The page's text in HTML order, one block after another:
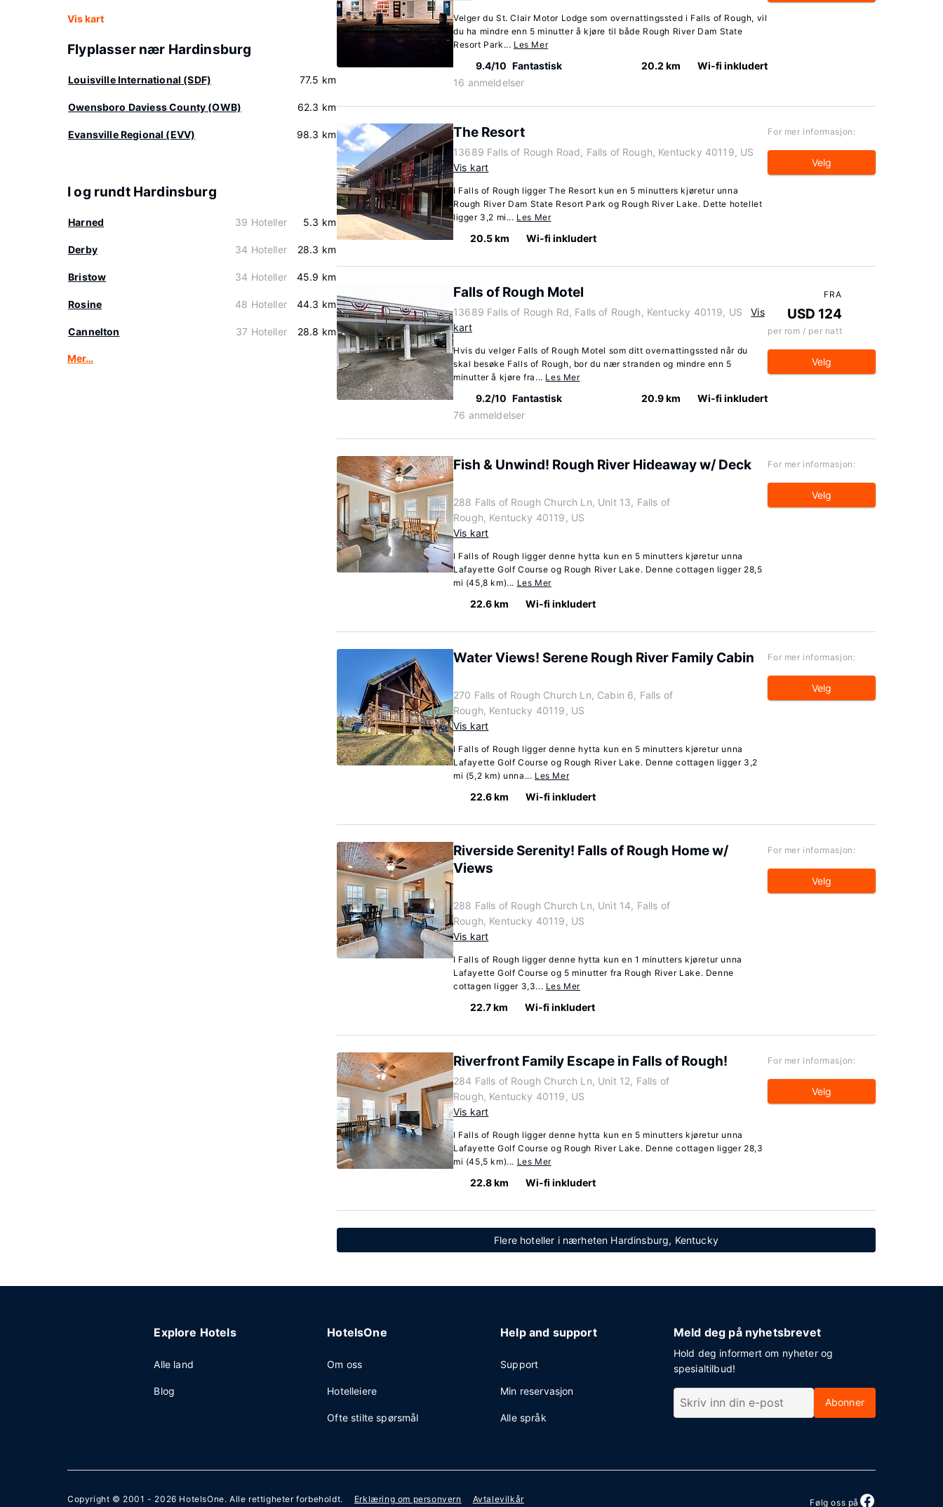
Vis kart
Flyplasser nær Hardinsburg
Louisville International (SDF) 77.5 km
Owensboro Daviess County (OWB) 62.3 km
Evansville Regional (EVV) 98.3 km
I og rundt Hardinsburg
Harned 39 Hoteller 5.3 km
Derby 34 Hoteller 28.3 km
Bristow 34 Hoteller 45.9 km
Rosine 48 Hoteller 44.3 km
Cannelton 37 Hoteller 28.8 km
Mer…
Velger du St. Clair Motor Lodge som overnattingssted i Falls of Rough, vil
du ha mindre enn 5 minutter å kjøre til både Rough River Dam State
Resort Park... Les Mer
9.4/10 Fantastisk
16 anmeldelser
20.2 km Wi-fi inkludert
The Resort
13689 Falls of Rough Road, Falls of Rough, Kentucky 40119, US
Vis kart
I Falls of Rough ligger The Resort kun en 5 minutters kjøretur unna
Rough River Dam State Resort Park og Rough River Lake. Dette hotellet
ligger 3,2 mi... Les Mer
20.5 km Wi-fi inkludert
For mer informasjon:
Velg
Falls of Rough Motel
13689 Falls of Rough Rd, Falls of Rough, Kentucky 40119, US
Vis
kart
Hvis du velger Falls of Rough Motel som ditt overnattingssted når du
skal besøke Falls of Rough, bor du nær stranden og mindre enn 5
minutter å kjøre fra... Les Mer
9.2/10 Fantastisk
76 anmeldelser
20.9 km Wi-fi inkludert
FRA
USD 124
per rom / per natt
Velg
Fish & Unwind! Rough River Hideaway w/ Deck
288 Falls of Rough Church Ln, Unit 13, Falls of
Rough, Kentucky 40119, US
Vis kart
I Falls of Rough ligger denne hytta kun en 5 minutters kjøretur unna
Lafayette Golf Course og Rough River Lake. Denne cottagen ligger 28,5
mi (45,8 km)... Les Mer
22.6 km Wi-fi inkludert
For mer informasjon:
Velg
Water Views! Serene Rough River Family Cabin
270 Falls of Rough Church Ln, Cabin 6, Falls of
Rough, Kentucky 40119, US
Vis kart
I Falls of Rough ligger denne hytta kun en 5 minutters kjøretur unna
Lafayette Golf Course og Rough River Lake. Denne cottagen ligger 3,2
mi (5,2 km) unna... Les Mer
22.6 km Wi-fi inkludert
For mer informasjon:
Velg
Riverside Serenity! Falls of Rough Home w/
Views
288 Falls of Rough Church Ln, Unit 14, Falls of
Rough, Kentucky 40119, US
Vis kart
I Falls of Rough ligger denne hytta kun en 1 minutters kjøretur unna
Lafayette Golf Course og 5 minutter fra Rough River Lake. Denne
cottagen ligger 3,3... Les Mer
22.7 km Wi-fi inkludert
For mer informasjon:
Velg
Riverfront Family Escape in Falls of Rough!
284 Falls of Rough Church Ln, Unit 12, Falls of
Rough, Kentucky 40119, US
Vis kart
I Falls of Rough ligger denne hytta kun en 5 minutters kjøretur unna
Lafayette Golf Course og Rough River Lake. Denne cottagen ligger 28,3
mi (45,5 km)... Les Mer
22.8 km Wi-fi inkludert
For mer informasjon:
Velg
Flere hoteller i nærheten Hardinsburg, Kentucky
Explore Hotels
Alle land
Blog
HotelsOne
Om oss
Hotelleiere
Ofte stilte spørsmål
Help and support
Support
Min reservasjon
Alle språk
Meld deg på nyhetsbrevet
Hold deg informert om nyheter og
spesialtilbud!
Abonner
Copyright © 2001 - 2026 HotelsOne. Alle rettigheter forbeholdt. Erklæring om personvern Avtalevilkår Følg oss på